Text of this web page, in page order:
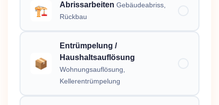
🏗️ Abrissarbeiten Gebäudeabriss,
Rückbau
📦
Entrümpelung /
Haushaltsauflösung
Wohnungsauflösung,
Kellerentrümpelung